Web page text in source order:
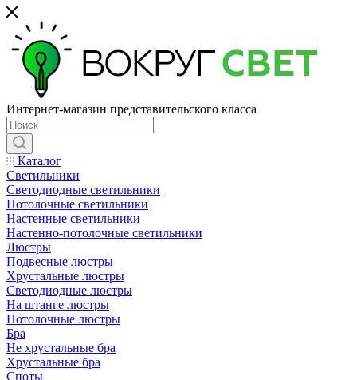
Интернет-магазин представительского класса
Каталог
Светильники
Светодиодные светильники
Потолочные светильники
Настенные светильники
Настенно-потолочные светильники
Люстры
Подвесные люстры
Хрустальные люстры
Светодиодные люстры
На штанге люстры
Потолочные люстры
Бра
Не хрустальные бра
Хрустальные бра
Споты